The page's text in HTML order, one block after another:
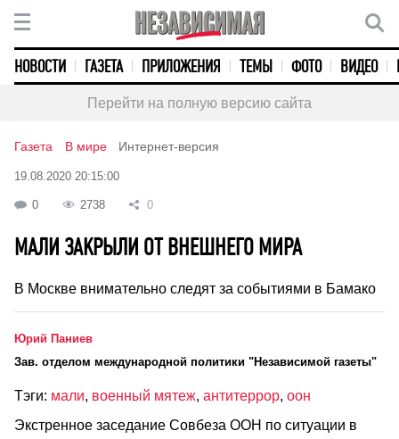
НОВОСТИ ГАЗЕТА ПРИЛОЖЕНИЯ ТЕМЫ ФОТО ВИДЕО
Перейти на полную версию сайта
Газета В мире Интернет-версия
19.08.2020 20:15:00
0 2738 0
МАЛИ ЗАКРЫЛИ ОТ ВНЕШНЕГО МИРА
В Москве внимательно следят за событиями в Бамако
Юрий Паниев
Зав. отделом международной политики "Независимой газеты"
Тэги: мали, военный мятеж, антитеррор, оон
Экстренное заседание Совбеза ООН по ситуации в